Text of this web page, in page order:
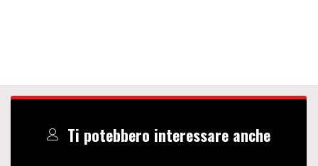
Ti potebbero interessare anche